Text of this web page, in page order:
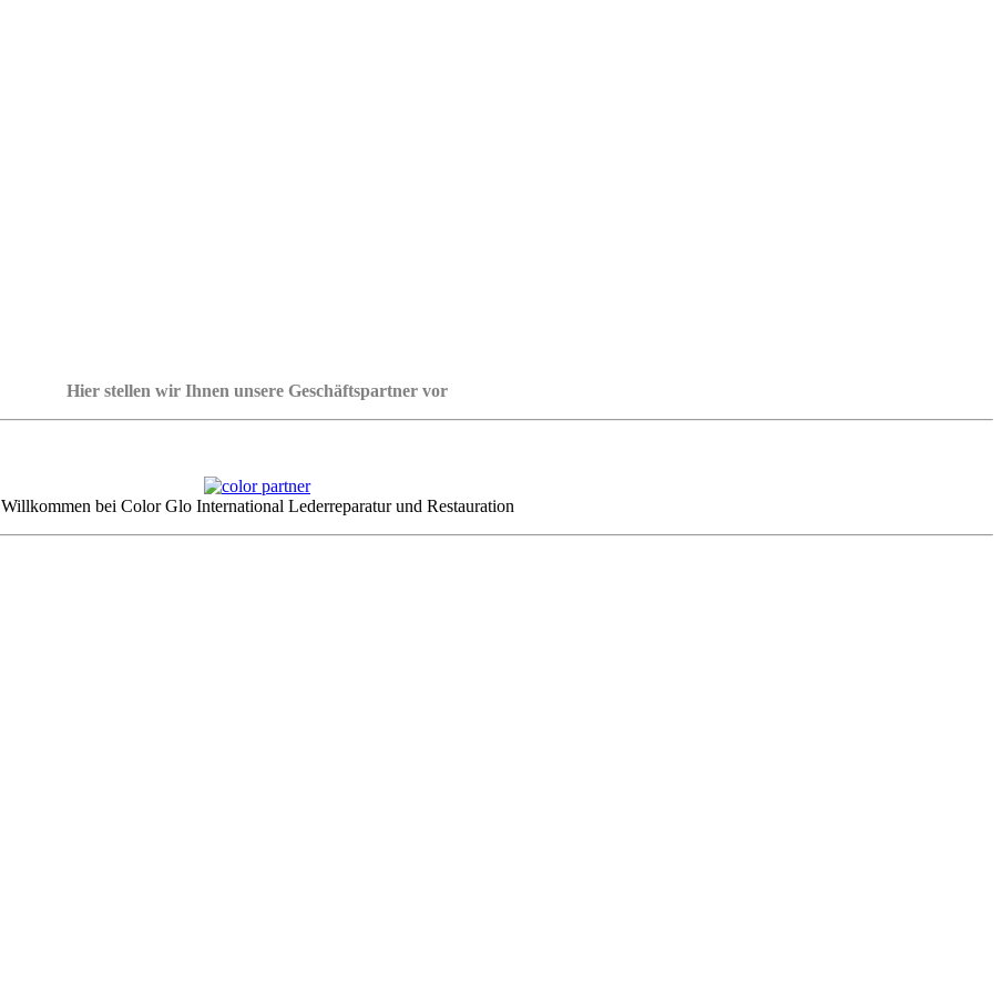
Hier stellen wir Ihnen unsere Geschäftspartner vor
Willkommen bei Color Glo International Lederreparatur und Restauration